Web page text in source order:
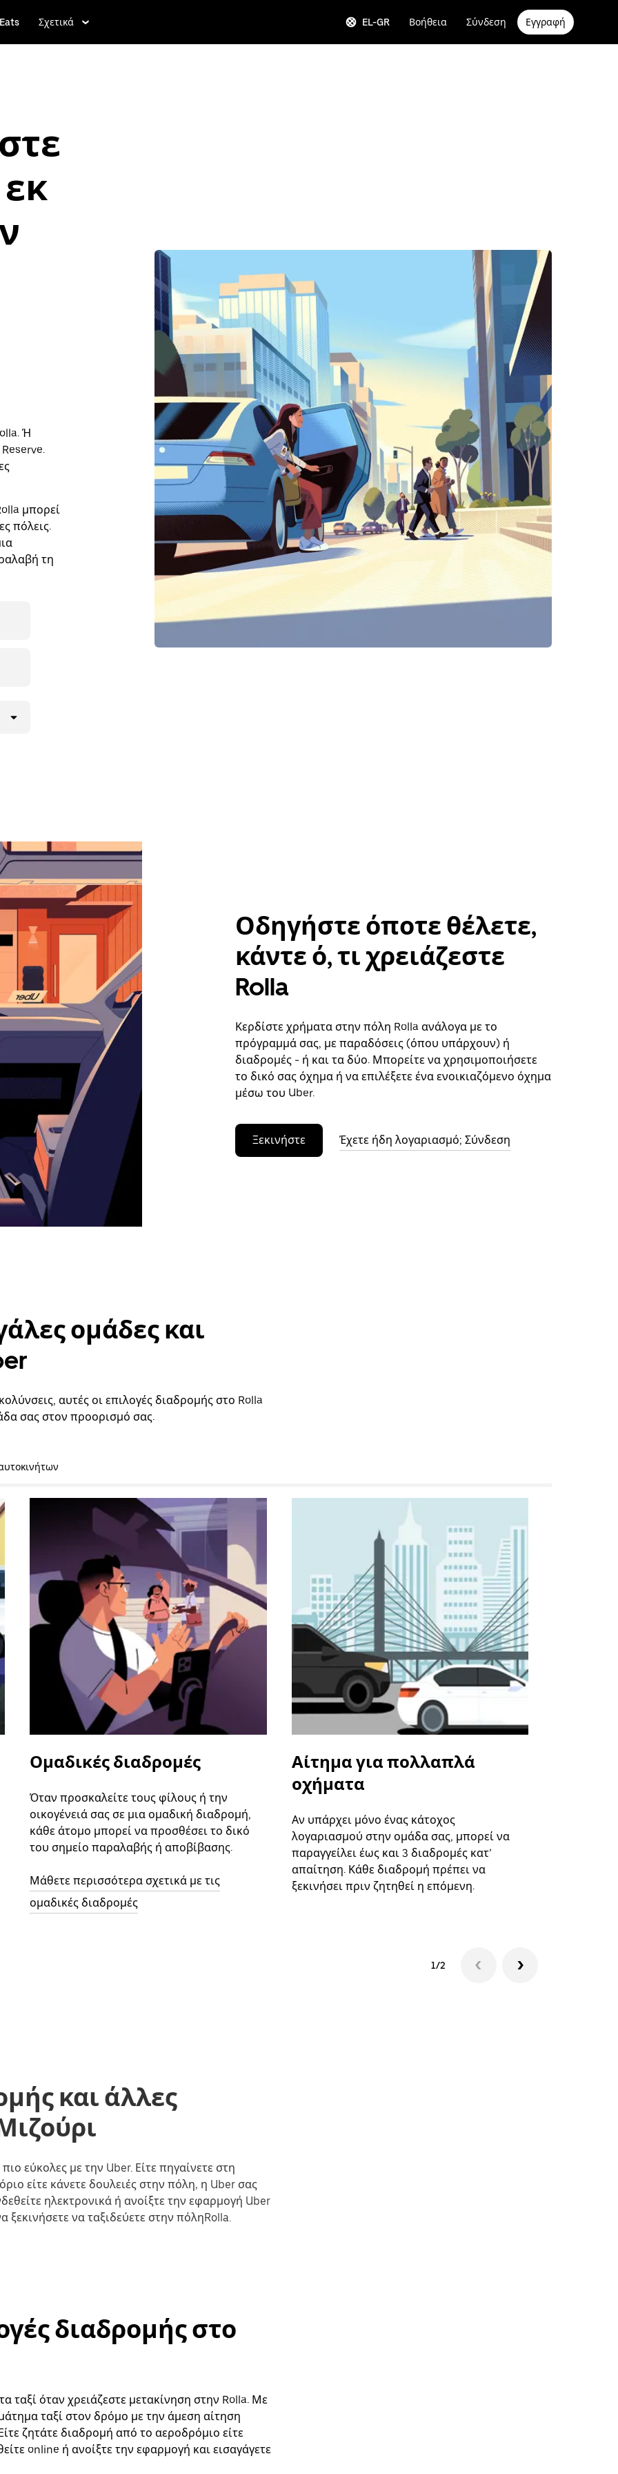
Σχετικά EL-GR Βοήθεια Σύνδεση Εγγραφή
Ή
μπορεί
πόλεις.
τη
Οδηγήστε όποτε θέλετε,
κάντε ό, τι χρειάζεστε
Rolla
Κερδίστε χρήματα στην πόλη Rolla ανάλογα με το
πρόγραμμά σας, με παραδόσεις (όπου υπάρχουν) ή
διαδρομές - ή και τα δύο. Μπορείτε να χρησιμοποιήσετε
το δικό σας όχημα ή να επιλέξετε ένα ενοικιαζόμενο όχημα
μέσω του Uber.
Ξεκινήστε Έχετε ήδη λογαριασμό; Σύνδεση
ομάδες και
αυτές οι επιλογές διαδρομής στο Rolla
σας στον προορισμό σας.
Ομαδικές διαδρομές
Όταν προσκαλείτε τους φίλους ή την
οικογένειά σας σε μια ομαδική διαδρομή,
κάθε άτομο μπορεί να προσθέσει το δικό
του σημείο παραλαβής ή αποβίβασης.
Μάθετε περισσότερα σχετικά με τις
ομαδικές διαδρομές
Αίτημα για πολλαπλά
οχήματα
Αν υπάρχει μόνο ένας κάτοχος
λογαριασμού στην ομάδα σας, μπορεί να
παραγγείλει έως και 3 διαδρομές κατ’
απαίτηση. Κάθε διαδρομή πρέπει να
ξεκινήσει πριν ζητηθεί η επόμενη.
1/2
και άλλες
εύκολες με την Uber. Είτε πηγαίνετε στη
είτε κάνετε δουλειές στην πόλη, η Uber σας
ηλεκτρονικά ή ανοίξτε την εφαρμογή Uber
να ταξιδεύετε στην πόληRolla.
διαδρομής στο
ταξί όταν χρειάζεστε μετακίνηση στην Rolla. Με
ταξί στον δρόμο με την άμεση αίτηση
ζητάτε διαδρομή από το αεροδρόμιο είτε
online ή ανοίξτε την εφαρμογή και εισαγάγετε